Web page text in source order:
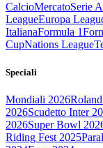
CalcioMercatoSerie A
LeagueEuropa
ItalianaFormula 1
CupNations League
Speciali
Mondiali 2026
2026Scudetto Inter
2026Super Bowl
Riding Fest 2025